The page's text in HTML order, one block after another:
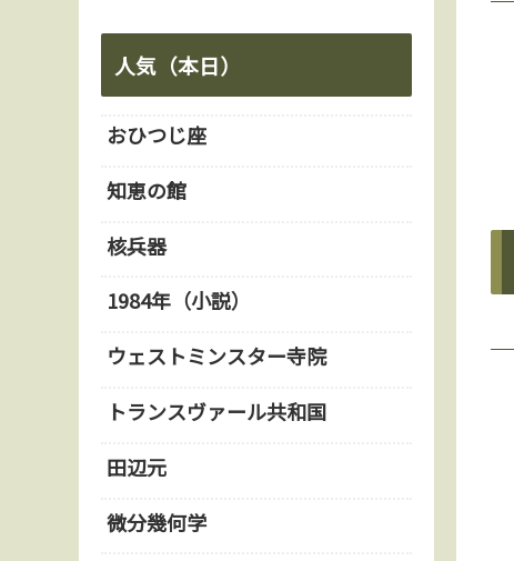
人気（本日）
おひつじ座
知恵の館
核兵器
1984年（小説）
ウェストミンスター寺院
トランスヴァール共和国
田辺元
微分幾何学